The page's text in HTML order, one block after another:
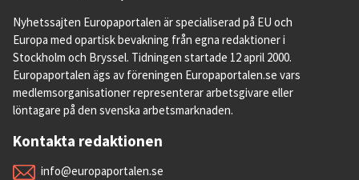
Nyhetssajten Europaportalen är specialiserad på EU och
Europa med opartisk bevakning från egna redaktioner i
Stockholm och Bryssel. Tidningen startade 12 april 2000.
Europaportalen ägs av föreningen Europaportalen.se vars
medlemsorganisationer representerar arbetsgivare eller
löntagare på den svenska arbetsmarknaden.
Kontakta redaktionen
info@europaportalen.se